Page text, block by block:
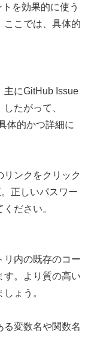
を効果的に使う
ここでは、具体的
主にGitHub Issue
たがって、
体的かつ詳細に
ンクをクリック
正しいパスワー
ださい。
リ内の既存のコー
す。より質の高い
ょう。
る変数名や関数名